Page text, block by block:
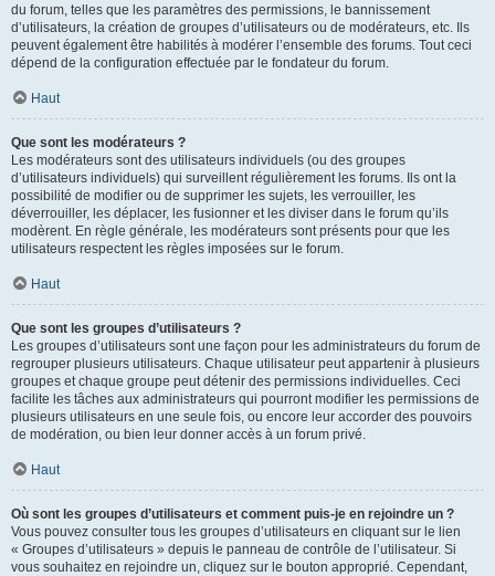
du forum, telles que les paramètres des permissions, le bannissement
d’utilisateurs, la création de groupes d’utilisateurs ou de modérateurs, etc. Ils
peuvent également être habilités à modérer l’ensemble des forums. Tout ceci
dépend de la configuration effectuée par le fondateur du forum.
Haut
Que sont les modérateurs ?
Les modérateurs sont des utilisateurs individuels (ou des groupes
d’utilisateurs individuels) qui surveillent régulièrement les forums. Ils ont la
possibilité de modifier ou de supprimer les sujets, les verrouiller, les
déverrouiller, les déplacer, les fusionner et les diviser dans le forum qu’ils
modèrent. En règle générale, les modérateurs sont présents pour que les
utilisateurs respectent les règles imposées sur le forum.
Haut
Que sont les groupes d’utilisateurs ?
Les groupes d’utilisateurs sont une façon pour les administrateurs du forum de
regrouper plusieurs utilisateurs. Chaque utilisateur peut appartenir à plusieurs
groupes et chaque groupe peut détenir des permissions individuelles. Ceci
facilite les tâches aux administrateurs qui pourront modifier les permissions de
plusieurs utilisateurs en une seule fois, ou encore leur accorder des pouvoirs
de modération, ou bien leur donner accès à un forum privé.
Haut
Où sont les groupes d’utilisateurs et comment puis-je en rejoindre un ?
Vous pouvez consulter tous les groupes d’utilisateurs en cliquant sur le lien
« Groupes d’utilisateurs » depuis le panneau de contrôle de l’utilisateur. Si
vous souhaitez en rejoindre un, cliquez sur le bouton approprié. Cependant,